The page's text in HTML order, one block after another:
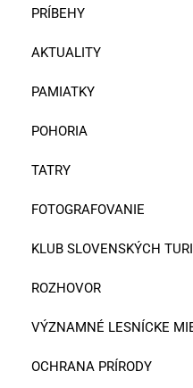
PRÍBEHY
AKTUALITY
PAMIATKY
POHORIA
TATRY
FOTOGRAFOVANIE
KLUB SLOVENSKÝCH
ROZHOVOR
VÝZNAMNÉ LESNÍCKE
OCHRANA PRÍRODY